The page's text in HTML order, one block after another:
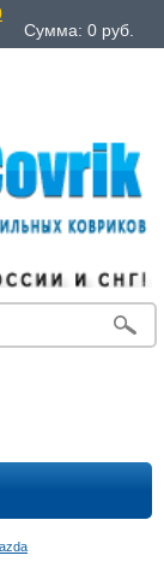
Сумма: 0 руб.